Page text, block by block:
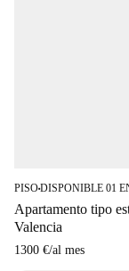
PISO■DISPONIBLE 01
Apartamento tipo
Valencia
1300 €/al mes